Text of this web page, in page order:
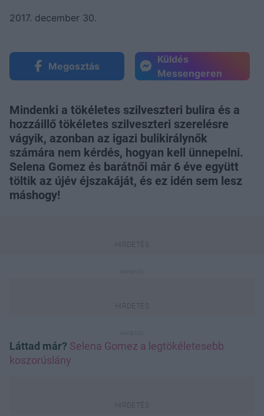
2017. december 30.
Megosztás
Küldés
Messengeren
Mindenki a tökéletes szilveszteri bulira és a
hozzáillő tökéletes szilveszteri szerelésre
vágyik, azonban az igazi bulikirálynők
számára nem kérdés, hogyan kell ünnepelni.
Selena Gomez és barátnői már 6 éve együtt
töltik az újév éjszakáját, és ez idén sem lesz
máshogy!
Láttad már? Selena Gomez a legtökéletesebb
koszorúslány